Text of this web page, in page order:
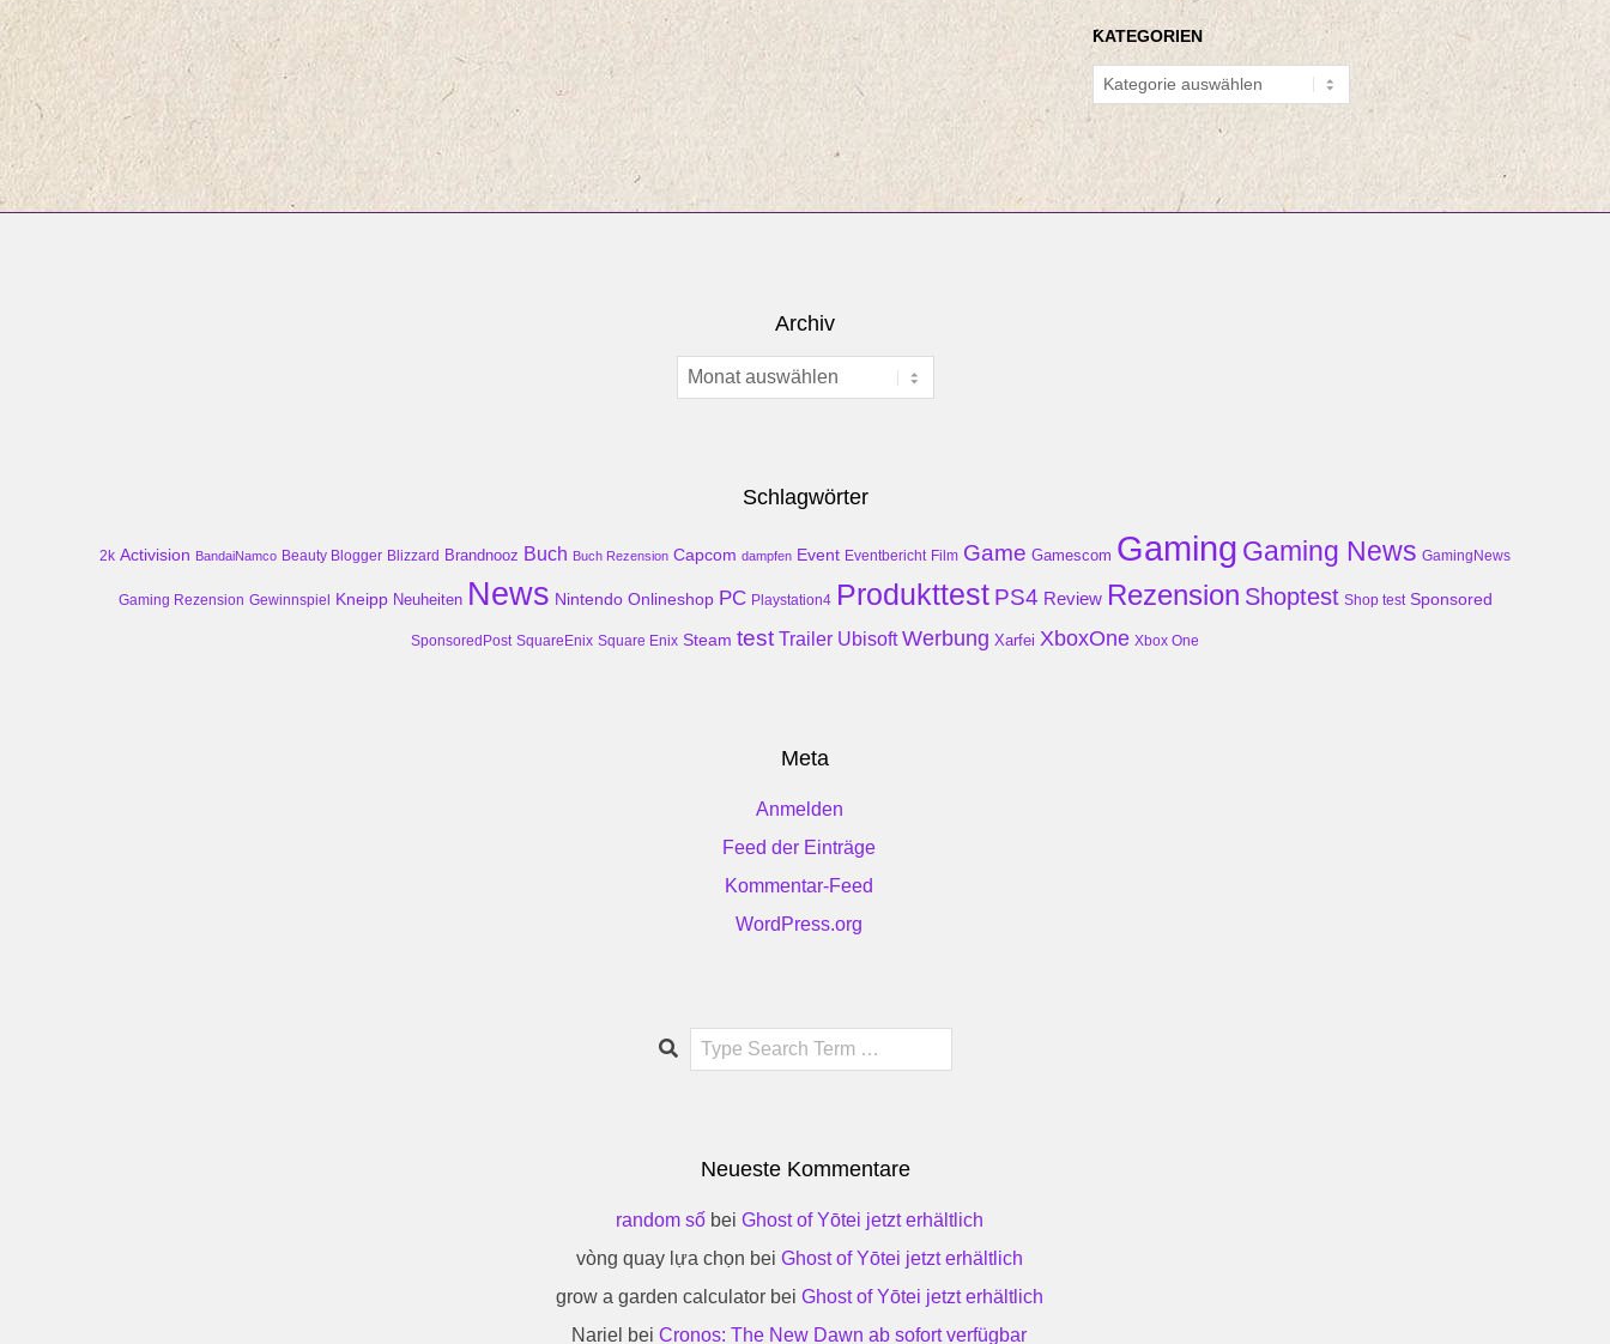
KATEGORIEN
Kategorien
Archiv
Archiv
Schlagwörter
2k Activision BandaiNamco Beauty Blogger Blizzard Brandnooz Buch Buch Rezension Capcom dampfen Event Eventbericht Film Game Gamescom Gaming Gaming News GamingNews
Gaming Rezension Gewinnspiel Kneipp Neuheiten News Nintendo Onlineshop PC Playstation4 Produkttest PS4 Review Rezension Shoptest Shop test Sponsored
SponsoredPost SquareEnix Square Enix Steam test Trailer Ubisoft Werbung Xarfei XboxOne Xbox One
Meta
Anmelden
Feed der Einträge
Kommentar-Feed
WordPress.org
Search
Neueste Kommentare
random sốbei Ghost of Yōtei jetzt erhältlich
vòng quay lựa chọn bei Ghost of Yōtei jetzt erhältlich
grow a garden calculatorbei Ghost of Yōtei jetzt erhältlich
Nariel bei Cronos: The New Dawn ab sofort verfügbar